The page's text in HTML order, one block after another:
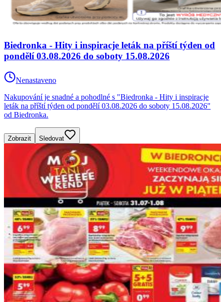
Biedronka - Hity i inspiracje leták na příští týden od
pondělí 03.08.2026 do soboty 15.08.2026
Nenastaveno
Nakupování je snadné a pohodlné s "Biedronka - Hity i inspiracje
leták na příští týden od pondělí 03.08.2026 do soboty 15.08.2026"
od Biedronka.
Zobrazit Sledovat